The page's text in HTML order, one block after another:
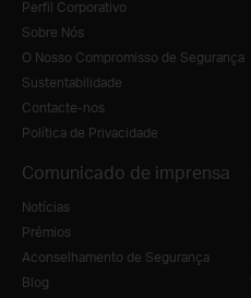
Perfil Corporativo
Sobre Nós
O Nosso Compromisso de Segurança
Sustentabilidade
Contacte-nos
Política de Privacidade
Comunicado de imprensa
Notícias
Prémios
Aconselhamento de Segurança
Blog